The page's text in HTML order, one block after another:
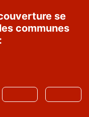
se
communes